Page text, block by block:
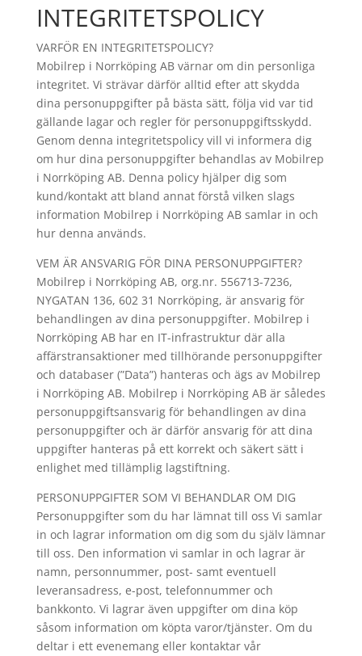
INTEGRITETSPOLICY
VARFÖR EN INTEGRITETSPOLICY?
Mobilrep i Norrköping AB värnar om din personliga
integritet. Vi strävar därför alltid efter att skydda
dina personuppgifter på bästa sätt, följa vid var tid
gällande lagar och regler för personuppgiftsskydd.
Genom denna integritetspolicy vill vi informera dig
om hur dina personuppgifter behandlas av Mobilrep
i Norrköping AB. Denna policy hjälper dig som
kund/kontakt att bland annat förstå vilken slags
information Mobilrep i Norrköping AB samlar in och
hur denna används.
VEM ÄR ANSVARIG FÖR DINA PERSONUPPGIFTER?
Mobilrep i Norrköping AB, org.nr. 556713-7236,
NYGATAN 136, 602 31 Norrköping, är ansvarig för
behandlingen av dina personuppgifter. Mobilrep i
Norrköping AB har en IT-infrastruktur där alla
affärstransaktioner med tillhörande personuppgifter
och databaser (”Data”) hanteras och ägs av Mobilrep
i Norrköping AB. Mobilrep i Norrköping AB är således
personuppgiftsansvarig för behandlingen av dina
personuppgifter och är därför ansvarig för att dina
uppgifter hanteras på ett korrekt och säkert sätt i
enlighet med tillämplig lagstiftning.
PERSONUPPGIFTER SOM VI BEHANDLAR OM DIG
Personuppgifter som du har lämnat till oss Vi samlar
in och lagrar information om dig som du själv lämnar
till oss. Den information vi samlar in och lagrar är
namn, personnummer, post- samt eventuell
leveransadress, e-post, telefonnummer och
bankkonto. Vi lagrar även uppgifter om dina köp
såsom information om köpta varor/tjänster. Om du
deltar i ett evenemang eller kontaktar vår